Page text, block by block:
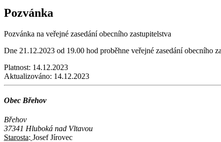
Pozvánka
Pozvánka na veřejné zasedání obecního zastupitelstva
Dne 21.12.2023 od 19.00 hod proběhne veřejné zasedání obecního
Platnost: 14.12.2023
Aktualizováno: 14.12.2023
Obec Břehov
Břehov
37341 Hluboká nad Vltavou
Starosta: Josef Jírovec